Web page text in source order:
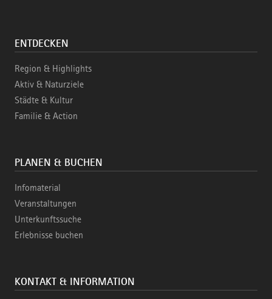
ENTDECKEN
Region & Highlights
Aktiv & Naturziele
Städte & Kultur
Familie & Action
PLANEN & BUCHEN
Infomaterial
Veranstaltungen
Unterkunftssuche
Erlebnisse buchen
KONTAKT & INFORMATION